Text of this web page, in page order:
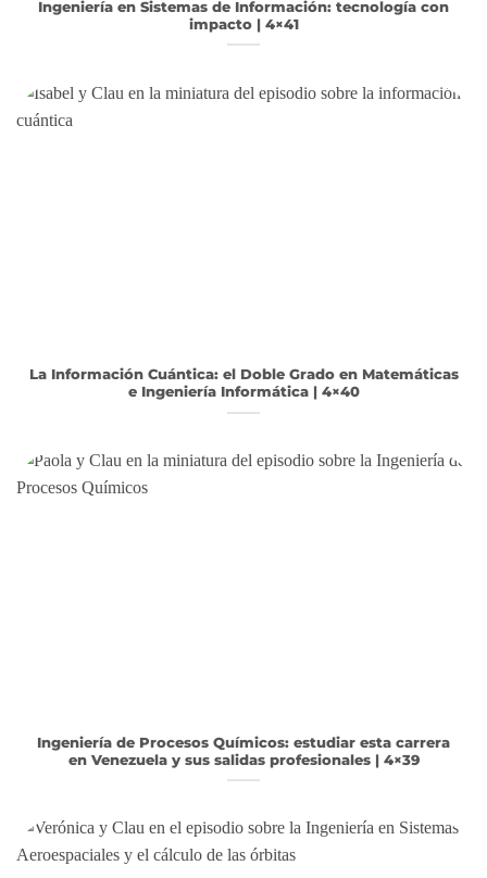
Ingeniería en Sistemas de Información: tecnología con
impacto | 4×41
La Información Cuántica: el Doble Grado en Matemáticas
e Ingeniería Informática | 4×40
Ingeniería de Procesos Químicos: estudiar esta carrera
en Venezuela y sus salidas profesionales | 4×39